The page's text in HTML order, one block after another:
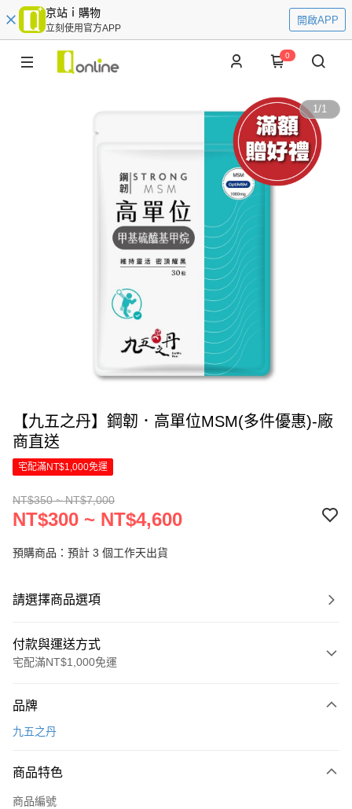
京站ｉ購物
立刻使用官方APP
開啟APP
0
1/1
【九五之丹】鋼韌．高單位MSM(多件優惠)-廠
商直送
宅配滿NT$1,000免運
NT$350 ~ NT$7,000
NT$300 ~ NT$4,600
預購商品：預計 3 個工作天出貨
請選擇商品選項
付款與運送方式
宅配滿NT$1,000免運
信用卡一次付款
Apple Pay
街口支付
品牌
九五之丹
商品特色
商品編號